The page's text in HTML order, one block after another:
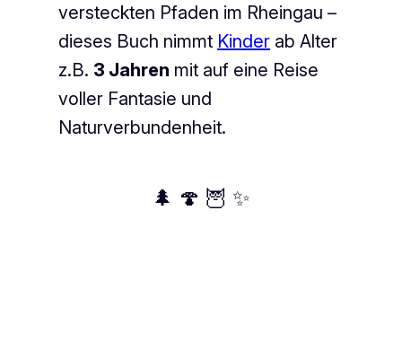
versteckten Pfaden im Rheingau –
dieses Buch nimmt Kinder ab Alter
z.B. 3 Jahren mit auf eine Reise
voller Fantasie und
Naturverbundenheit.
🌲 🍄 🦉 ✨